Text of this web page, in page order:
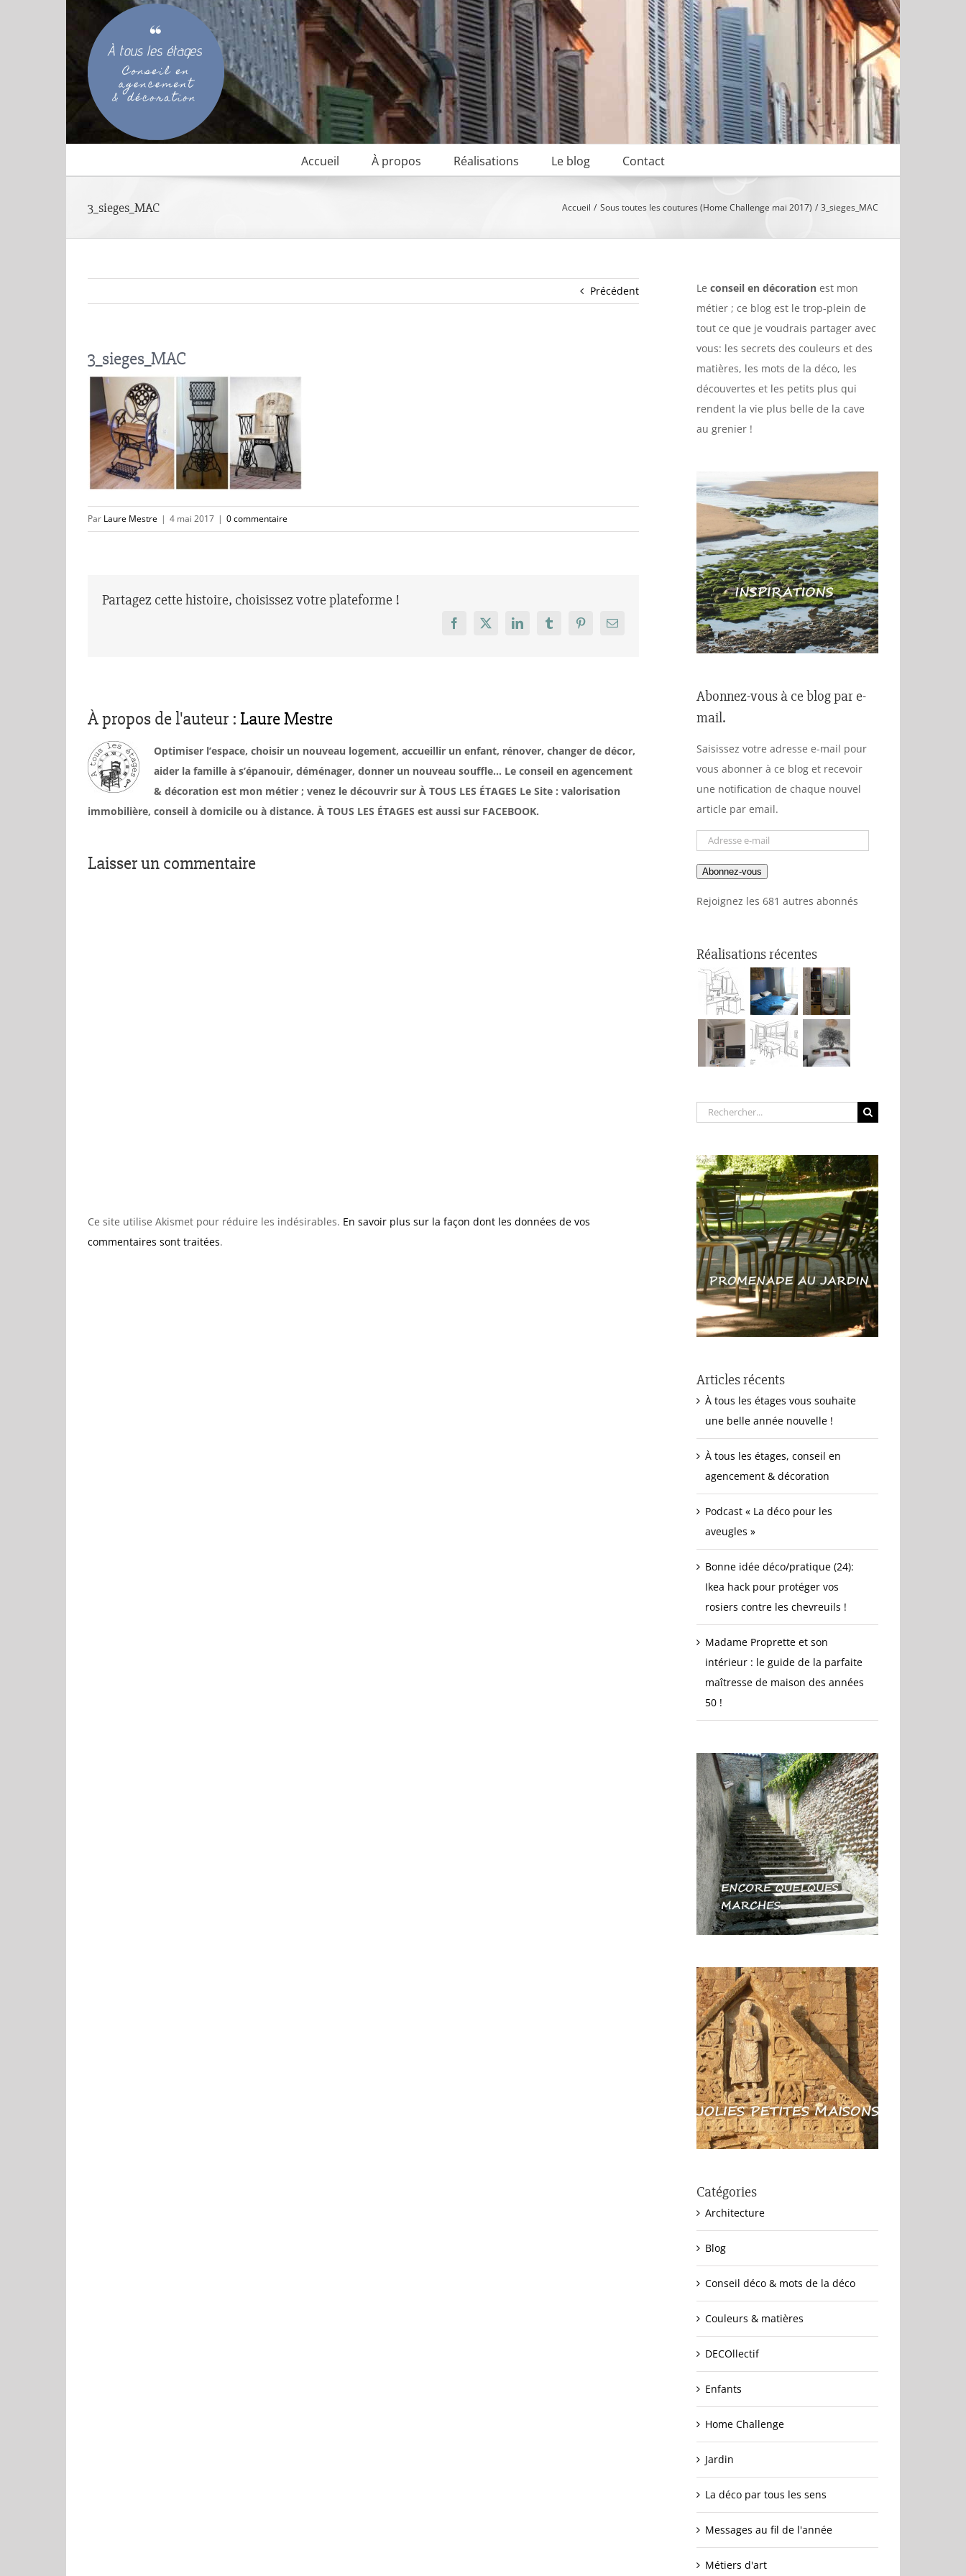
Accueil À propos Réalisations Le blog Contact
3_sieges_MAC Accueil Sous toutes les coutures (Home Challenge mai 2017) 3_sieges_MAC
Précédent
3_sieges_MAC
Par Laure Mestre | 4 mai 2017 | 0 commentaire
Partagez cette histoire, choisissez votre plateforme !
Facebook
X LinkedInTumblrPinterestEmail
À propos de l'auteur : Laure Mestre
Optimiser l’espace, choisir un nouveau logement, accueillir un enfant, rénover, changer de décor,
aider la famille à s’épanouir, déménager, donner un nouveau souffle… Le conseil en agencement
& décoration est mon métier ; venez le découvrir sur À TOUS LES ÉTAGES Le Site : valorisation
immobilière, conseil à domicile ou à distance. À TOUS LES ÉTAGES est aussi sur FACEBOOK.
Laisser un commentaire
Ce site utilise Akismet pour réduire les indésirables. En savoir plus sur la façon dont les données de vos
commentaires sont traitées.
Le conseil en décoration est mon
métier ; ce blog est le trop-plein de
tout ce que je voudrais partager avec
vous: les secrets des couleurs et des
matières, les mots de la déco, les
découvertes et les petits plus qui
rendent la vie plus belle de la cave
au grenier !
Abonnez-vous à ce blog par e-
mail.
Saisissez votre adresse e-mail pour
vous abonner à ce blog et recevoir
une notification de chaque nouvel
article par email.
Adresse
mail
Abonnez-vous
Rejoignez les 681 autres abonnés
Réalisations récentes
Rechercher:
Articles récents
À tous les étages vous souhaite
une belle année nouvelle !
À tous les étages, conseil en
agencement & décoration
Podcast « La déco pour les
aveugles »
Bonne idée déco/pratique (24):
Ikea hack pour protéger vos
rosiers contre les chevreuils !
Madame Proprette et son
intérieur : le guide de la parfaite
maîtresse de maison des années
50 !
Catégories
Architecture
Blog
Conseil déco & mots de la déco
Couleurs & matières
DECOllectif
Enfants
Home Challenge
Jardin
La déco par tous les sens
Messages au fil de l'année
Métiers d'art